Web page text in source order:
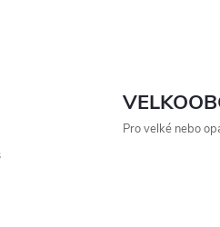
Pro velké nebo